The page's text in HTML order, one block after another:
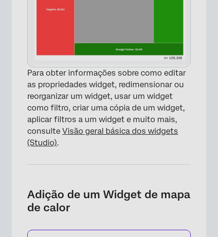
Para obter informações sobre como editar
as propriedades widget, redimensionar ou
reorganizar um widget, usar um widget
como filtro, criar uma cópia de um widget,
aplicar filtros a um widget e muito mais,
consulte Visão geral básica dos widgets
(Studio).
Adição de um Widget de mapa
de calor